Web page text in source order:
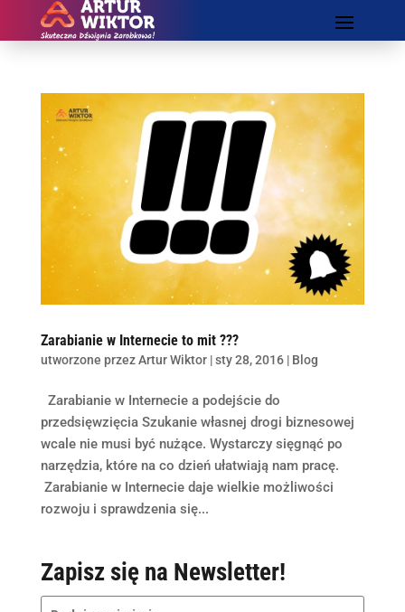
Zarabianie w Internecie to mit ???
utworzone przezArtur Wiktor|sty 28, 2016| Blog
Zarabianie w Internecie a podejście do
przedsięwzięcia Szukanie własnej drogi biznesowej
wcale nie musi być nużące. Wystarczy sięgnąć po
narzędzia, które na co dzień ułatwiają nam pracę.
Zarabianie w Internecie daje wielkie możliwości
rozwoju i sprawdzenia się...
Zapisz się na Newsletter!